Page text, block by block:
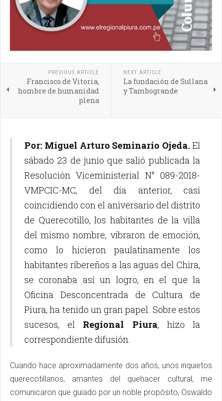
PREVIOUS ARTICLE
Francisco de Vitoria,
hombre de humanidad
plena
NEXT ARTICLE
La fundación de Sullana
y Tambogrande
Por: Miguel Arturo Seminario Ojeda. El
sábado 23 de junio que salió publicada la
Resolución Viceministerial N° 089-2018-
VMPCIC-MC, del día anterior, casi
coincidiendo con el aniversario del distrito
de Querecotillo, los habitantes de la villa
del mismo nombre, vibraron de emoción,
como lo hicieron paulatinamente los
habitantes ribereños a las aguas del Chira,
se coronaba así un logro, en el que la
Oficina Desconcentrada de Cultura de
Piura, ha tenido un gran papel. Sobre estos
sucesos, el Regional Piura, hizo la
correspondiente difusión.
Cuando hace aproximadamente dos años, unos inquietos
querecotillanos, amantes del quehacer cultural, me
comunicaron que guiado por un noble propósito, Oswaldo